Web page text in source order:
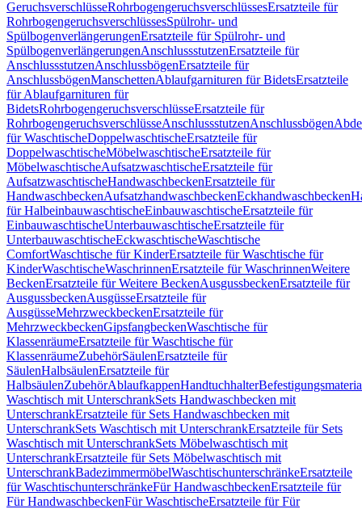
GeruchsverschlüsseRohrbogengeruchsverschlüssesErsatzteile für
RohrbogengeruchsverschlüssesSpülrohr- und
SpülbogenverlängerungenErsatzteile für Spülrohr- und
SpülbogenverlängerungenAnschlussstutzenErsatzteile für
AnschlussstutzenAnschlussbögenErsatzteile für
AnschlussbögenManschettenAblaufgarnituren für BidetsErsatzteile
für Ablaufgarnituren für
BidetsRohrbogengeruchsverschlüsseErsatzteile für
RohrbogengeruchsverschlüsseAnschlussstutzenAnschlussbögen
für WaschtischeDoppelwaschtischeErsatzteile für
DoppelwaschtischeMöbelwaschtischeErsatzteile für
MöbelwaschtischeAufsatzwaschtischeErsatzteile für
AufsatzwaschtischeHandwaschbeckenErsatzteile für
HandwaschbeckenAufsatzhandwaschbeckenEckhandwaschbecken
für HalbeinbauwaschtischeEinbauwaschtischeErsatzteile für
EinbauwaschtischeUnterbauwaschtischeErsatzteile für
UnterbauwaschtischeEckwaschtischeWaschtische
ComfortWaschtische für KinderErsatzteile für Waschtische für
KinderWaschtischeWaschrinnenErsatzteile für WaschrinnenWeitere
BeckenErsatzteile für Weitere BeckenAusgussbeckenErsatzteile für
AusgussbeckenAusgüsseErsatzteile für
AusgüsseMehrzweckbeckenErsatzteile für
MehrzweckbeckenGipsfangbeckenWaschtische für
KlassenräumeErsatzteile für Waschtische für
KlassenräumeZubehörSäulenErsatzteile für
SäulenHalbsäulenErsatzteile für
HalbsäulenZubehörAblaufkappenHandtuchhalter
Waschtisch mit UnterschrankSets Handwaschbecken mit
UnterschrankErsatzteile für Sets Handwaschbecken mit
UnterschrankSets Waschtisch mit UnterschrankErsatzteile für Sets
Waschtisch mit UnterschrankSets Möbelwaschtisch mit
UnterschrankErsatzteile für Sets Möbelwaschtisch mit
UnterschrankBadezimmermöbelWaschtischunterschränkeErsatzteile
für WaschtischunterschränkeFür HandwaschbeckenErsatzteile für
Für HandwaschbeckenFür WaschtischeErsatzteile für Für